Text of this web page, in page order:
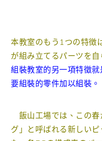
本教室のもう1つの特徴
が組み立てるパーツを
組裝教室的另一項特徵
要組裝的零件加以組裝。
飯山工場では、この
グ」と呼ばれる新しい